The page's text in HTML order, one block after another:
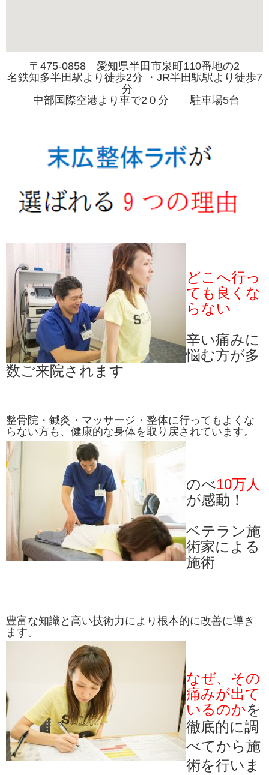
〒475-0858 愛知県半田市泉町110番地の2
名鉄知多半田駅より徒歩2分 ・JR半田駅駅より徒歩7
分
中部国際空港より車で2０分 駐車場5台
どこへ行っ
ても良くな
らない
辛い痛みに
悩む方が多
数ご来院されます
整骨院・鍼灸・マッサージ・整体に行ってもよくな
らない方も、健康的な身体を取り戻されています。
のべ10万人
が感動！
ベテラン施
術家による
施術
豊富な知識と高い技術力により根本的に改善に導き
ます。
なぜ、その
痛みが出て
いるのかを
徹底的に調
べてから施
術を行いま